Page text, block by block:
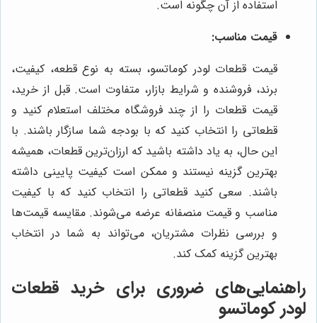
استفاده از آن چگونه است.
قیمت مناسب:
قیمت قطعات لودر کوماتسو، بسته به نوع قطعه، کیفیت،
برند، فروشنده و شرایط بازار، متفاوت است. قبل از خرید،
قیمت قطعات را از چند فروشگاه مختلف استعلام کنید و
قطعاتی را انتخاب کنید که با بودجه شما سازگار باشند. با
این حال، به یاد داشته باشید که ارزان‌ترین قطعات، همیشه
بهترین گزینه نیستند و ممکن است کیفیت پایینی داشته
باشند. سعی کنید قطعاتی را انتخاب کنید که با کیفیت
مناسب و قیمت منصفانه عرضه می‌شوند. مقایسه قیمت‌ها
و بررسی نظرات مشتریان، می‌تواند به شما در انتخاب
بهترین گزینه کمک کند.
راهنمایی‌های ضروری برای خرید قطعات
لودر کوماتسو